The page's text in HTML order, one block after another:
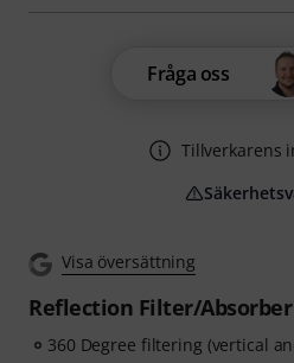
Visa översättning
Reflection Filter/
360 Degree filtering (vertical
Fråga oss
Tillverkarens